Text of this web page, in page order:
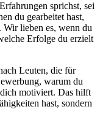
sprichst, sei
du gearbeitet hast,
lieben es, wenn du
Erfolge du erzielt
Leuten, die für
warum du
motiviert. Das hilft
hast, sondern